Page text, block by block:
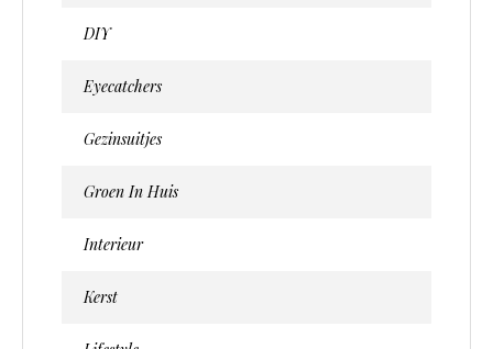
DIY
Eyecatchers
Gezinsuitjes
Groen In Huis
Interieur
Kerst